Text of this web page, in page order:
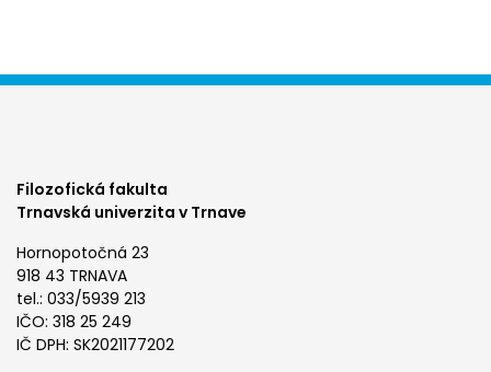
Filozofická fakulta
Trnavská univerzita v Trnave
Hornopotočná 23
918 43 TRNAVA
tel.: 033/5939 213
IČO: 318 25 249
IČ DPH: SK2021177202